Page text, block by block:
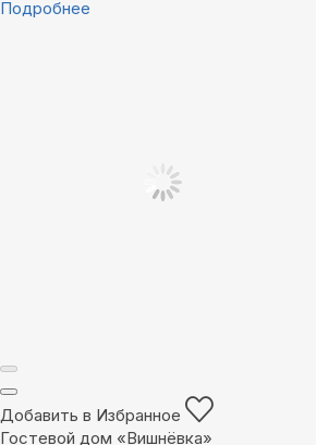
Подробнее
Добавить в Избранное
Гостевой дом «Вишнёвка»